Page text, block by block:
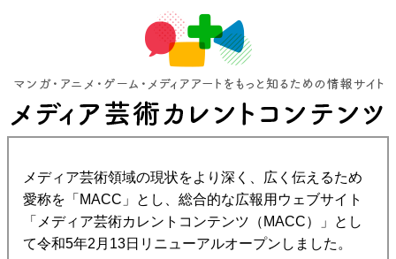
メディア芸術領域の現状をより深く、広く伝えるため
愛称を「MACC」とし、総合的な広報用ウェブサイト
「メディア芸術カレントコンテンツ（MACC）」とし
て令和5年2月13日リニューアルオープンしました。